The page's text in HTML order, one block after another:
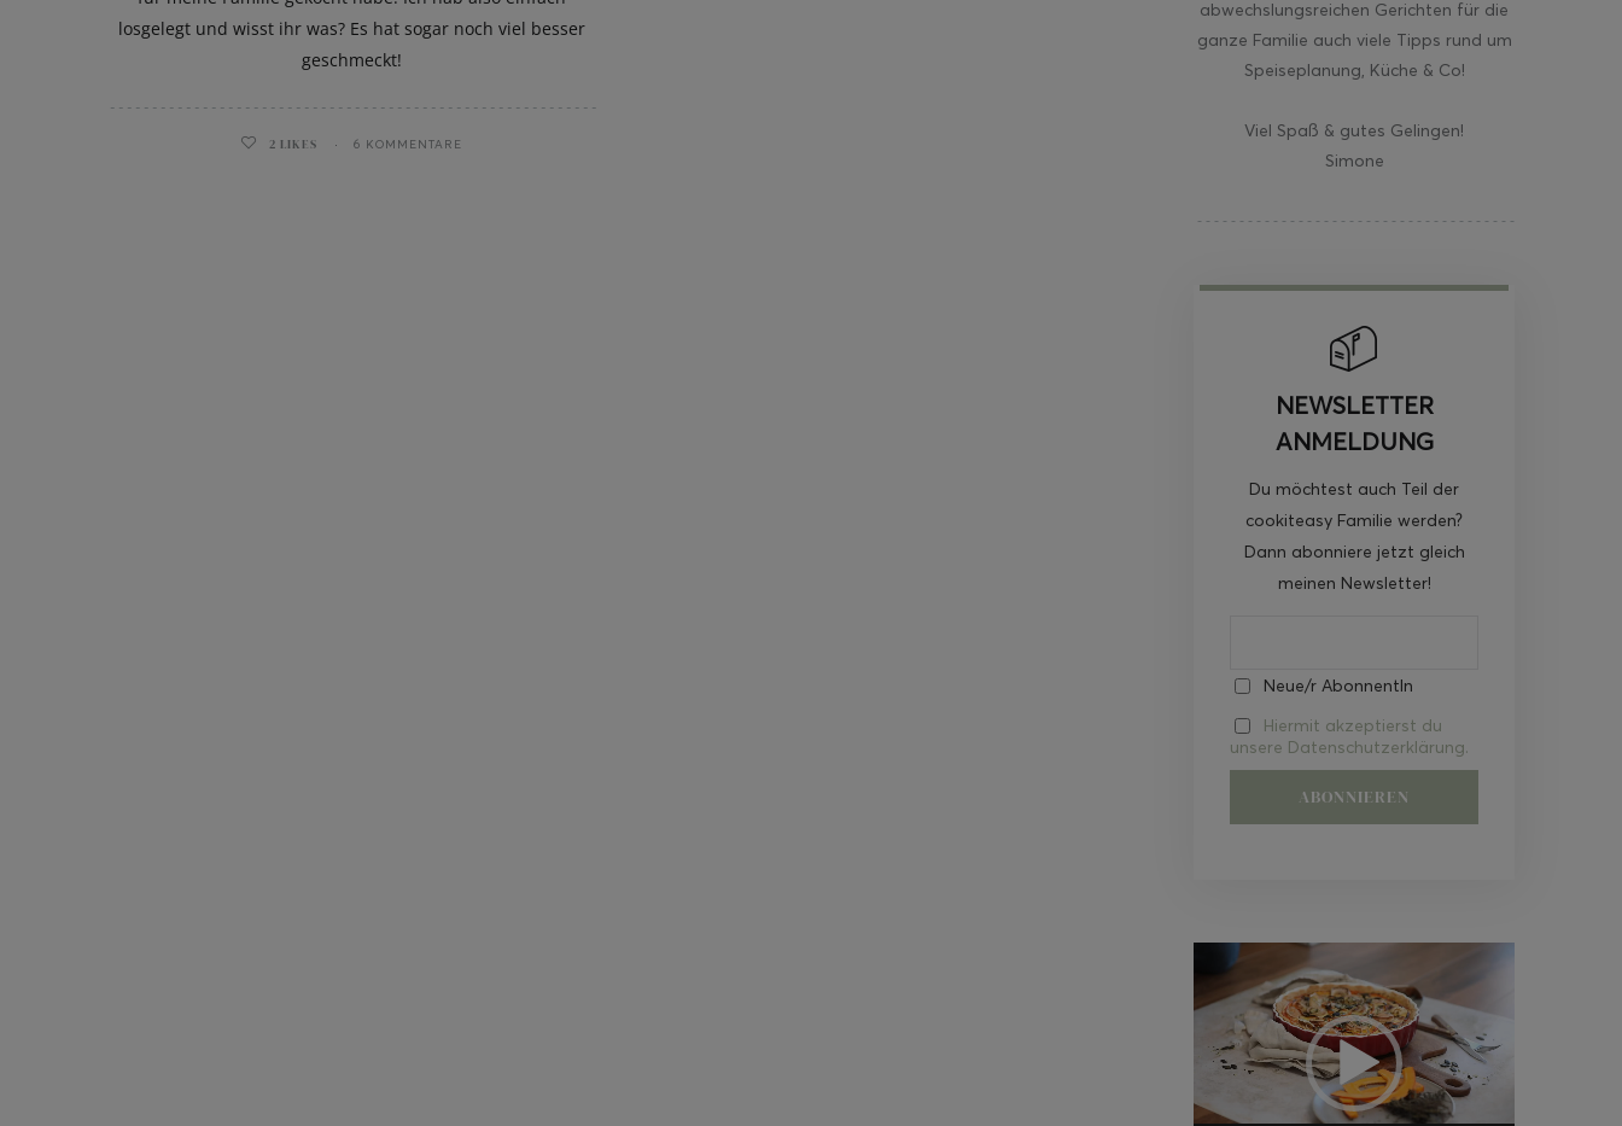
losgelegt und wisst ihr was? Es hat sogar noch viel besser
geschmeckt!
2 LIKES 6 KOMMENTARE
abwechslungsreichen Gerichten für die
ganze Familie auch viele Tipps rund um
Speiseplanung, Küche & Co!
Viel Spaß & gutes Gelingen!
Simone
NEWSLETTER
ANMELDUNG
Du möchtest auch Teil der
cookiteasy Familie werden?
Dann abonniere jetzt gleich
meinen Newsletter!
Neue/r AbonnentIn
Hiermit akzeptierst du
unsere Datenschutzerklärung.
Video-
Player